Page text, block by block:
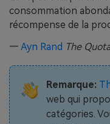
consommation
récompense de la
— Ayn Rand The
Remarque:
web qui
catégories.